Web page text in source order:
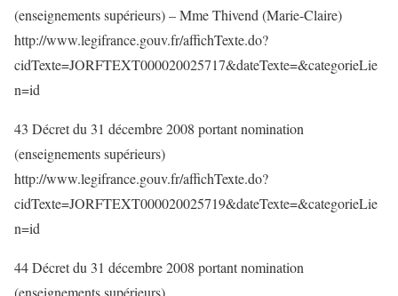
(enseignements supérieurs) – Mme Thivend (Marie-Claire)
http://www.legifrance.gouv.fr/affichTexte.do?
cidTexte=JORFTEXT000020025717&dateTexte=&categorieLie
n=id
43 Décret du 31 décembre 2008 portant nomination
(enseignements supérieurs)
http://www.legifrance.gouv.fr/affichTexte.do?
cidTexte=JORFTEXT000020025719&dateTexte=&categorieLie
n=id
44 Décret du 31 décembre 2008 portant nomination
(enseignements supérieurs)